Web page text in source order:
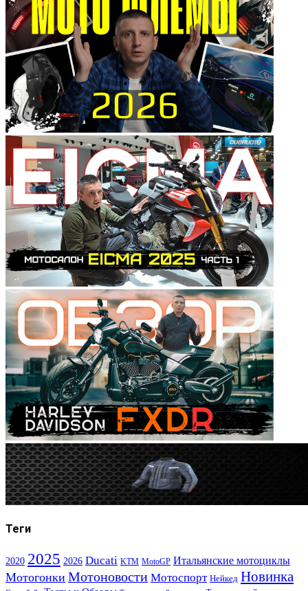
Теги
2020 2025 2026 Ducati KTM MotoGP Итальянские мотоциклы
Мотогонки Мотоновости Мотоспорт Нейкед Новинка